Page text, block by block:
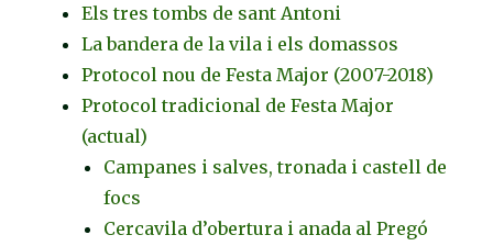
Els tres tombs de sant Antoni
La bandera de la vila i els domassos
Protocol nou de Festa Major (2007-2018)
Protocol tradicional de Festa Major
(actual)
Campanes i salves, tronada i castell de
focs
Cercavila d’obertura i anada al Pregó